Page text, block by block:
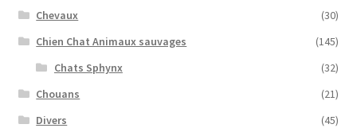
Chevaux
(30)
Chien Chat Animaux sauvages
(145)
Chats Sphynx
(32)
Chouans
(21)
Divers
(45)